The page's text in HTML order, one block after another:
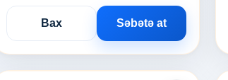
Bax Səbətə at